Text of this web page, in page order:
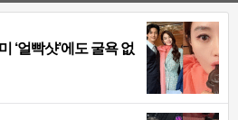
‘얼빡샷’에도 굴욕 없